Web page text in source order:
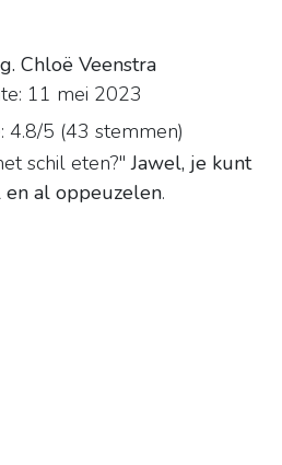
Chloë Veenstra
11 mei 2023
4.8/5 (43 stemmen)
schil eten?"Jawel, je kunt
al oppeuzelen.